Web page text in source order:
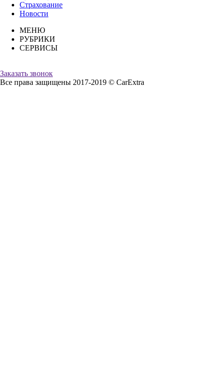
Страхование
Новости
МЕНЮ
РУБРИКИ
СЕРВИСЫ
Заказать звонок
Все права защищены 2017-2019 © CarExtra